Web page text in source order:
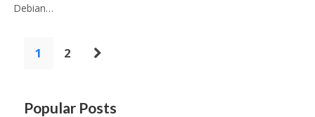
Debian…
Paginación
1 2
Popular Posts